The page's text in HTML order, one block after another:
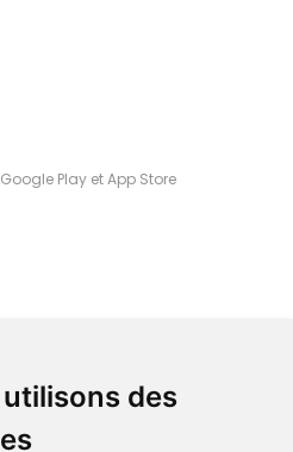
des
Play et App Store
votre commande à Amiens
ou recevez-là rapidement